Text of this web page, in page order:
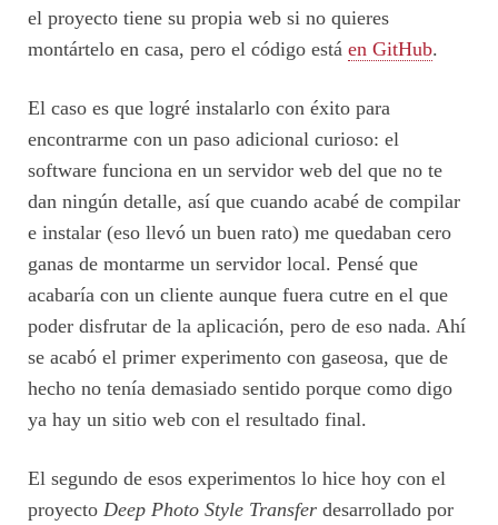
el proyecto tiene su propia web si no quieres
montártelo en casa, pero el código está en GitHub.
El caso es que logré instalarlo con éxito para
encontrarme con un paso adicional curioso: el
software funciona en un servidor web del que no te
dan ningún detalle, así que cuando acabé de compilar
e instalar (eso llevó un buen rato) me quedaban cero
ganas de montarme un servidor local. Pensé que
acabaría con un cliente aunque fuera cutre en el que
poder disfrutar de la aplicación, pero de eso nada. Ahí
se acabó el primer experimento con gaseosa, que de
hecho no tenía demasiado sentido porque como digo
ya hay un sitio web con el resultado final.
El segundo de esos experimentos lo hice hoy con el
proyecto Deep Photo Style Transfer desarrollado por